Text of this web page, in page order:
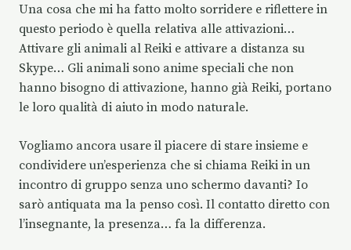
Una cosa che mi ha fatto molto sorridere e riflettere in
questo periodo è quella relativa alle attivazioni…
Attivare gli animali al Reiki e attivare a distanza su
Skype… Gli animali sono anime speciali che non
hanno bisogno di attivazione, hanno già Reiki, portano
le loro qualità di aiuto in modo naturale.
Vogliamo ancora usare il piacere di stare insieme e
condividere un’esperienza che si chiama Reiki in un
incontro di gruppo senza uno schermo davanti? Io
sarò antiquata ma la penso così. Il contatto diretto con
l’insegnante, la presenza… fa la differenza.